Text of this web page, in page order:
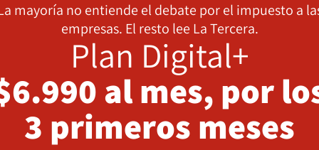
mayoría no entiende el debate por el impuesto a
empresas. El resto lee La Tercera.
Plan Digital+
al mes, por
3 primeros meses